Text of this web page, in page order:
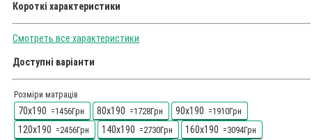
Короткі характеристики
Смотреть все характеристики
Доступні варіанти
Розміри матраців
70x190 =1456Грн 80x190 =1728Грн 90x190 =1910Грн
120x190 =2456Грн 140x190 =2730Грн 160x190 =3094Грн